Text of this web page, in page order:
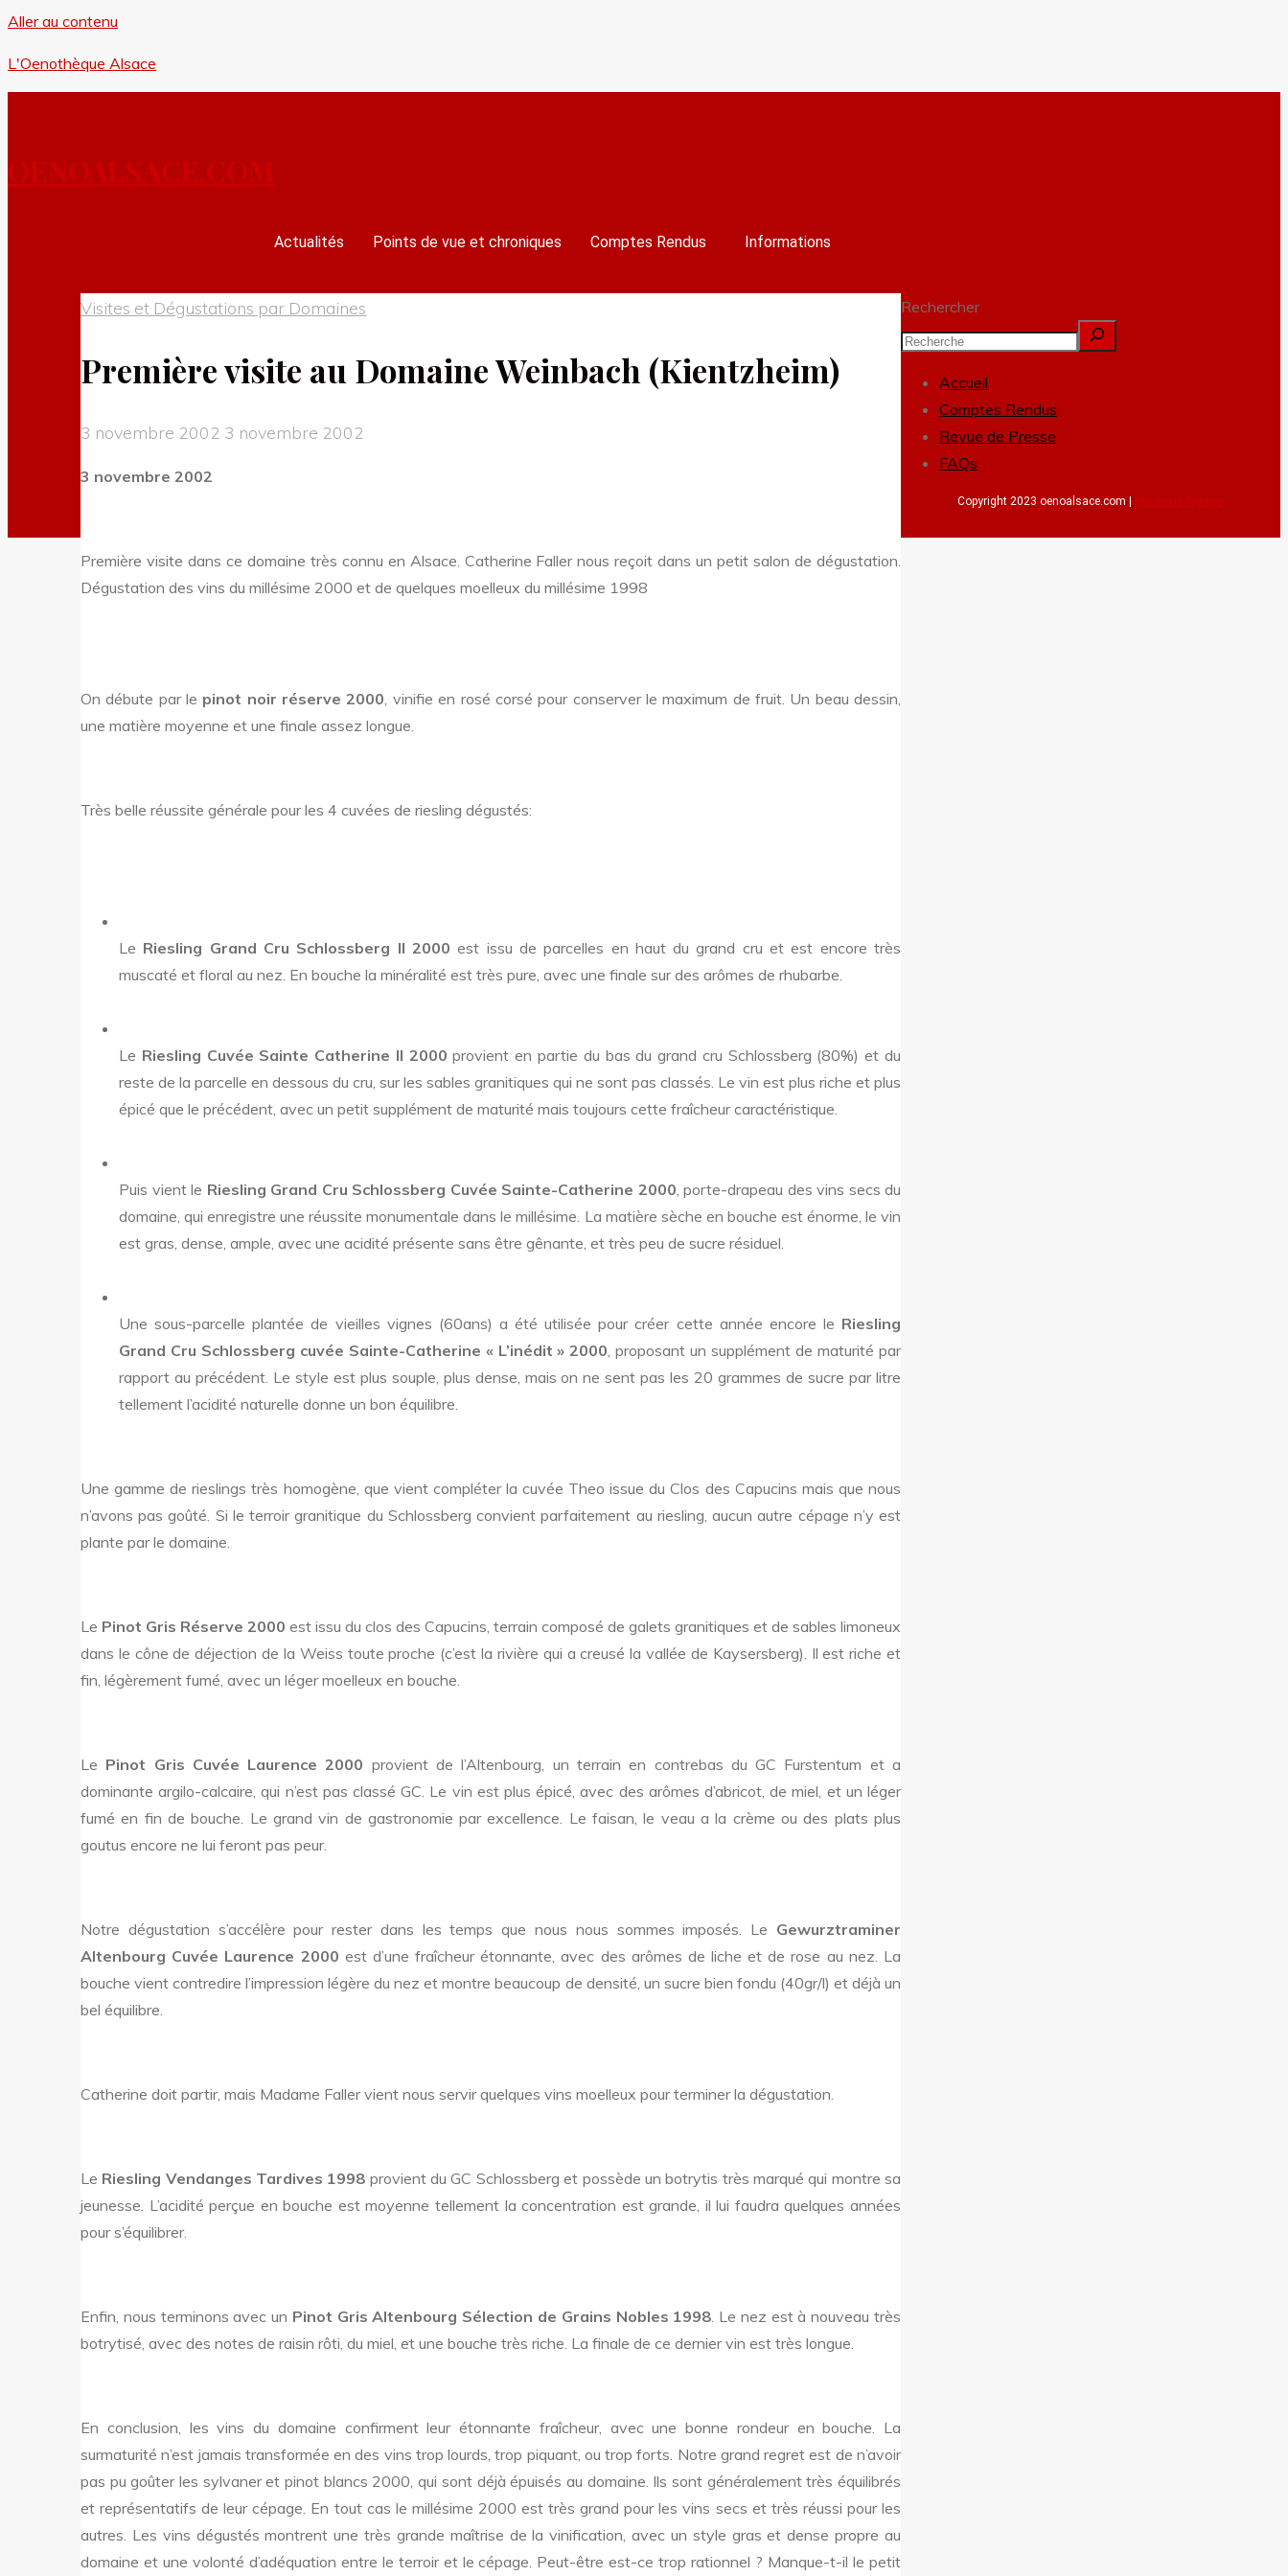
Aller au contenu
L'Oenothèque Alsace
OENOALSACE.COM
Actualités Points de vue et chroniques Comptes Rendus Informations
Visites et Dégustations par Domaines
Première visite au Domaine Weinbach (Kientzheim)
3 novembre 2002 3 novembre 2002
3 novembre 2002
Première visite dans ce domaine très connu en Alsace. Catherine Faller nous reçoit dans un petit salon de dégustation.
Dégustation des vins du millésime 2000 et de quelques moelleux du millésime 1998
On débute par le pinot noir réserve 2000 , vinifie en rosé corsé pour conserver le maximum de fruit. Un beau dessin,
une matière moyenne et une finale assez longue.
Très belle réussite générale pour les 4 cuvées de riesling dégustés:
Le Riesling Grand Cru Schlossberg II 2000 est issu de parcelles en haut du grand cru et est encore très
muscaté et floral au nez. En bouche la minéralité est très pure, avec une finale sur des arômes de rhubarbe.
Le Riesling Cuvée Sainte Catherine II 2000 provient en partie du bas du grand cru Schlossberg (80%) et du
reste de la parcelle en dessous du cru, sur les sables granitiques qui ne sont pas classés. Le vin est plus riche et plus
épicé que le précédent, avec un petit supplément de maturité mais toujours cette fraîcheur caractéristique.
Puis vient le Riesling Grand Cru Schlossberg Cuvée Sainte-Catherine 2000 , porte-drapeau des vins secs du
domaine, qui enregistre une réussite monumentale dans le millésime. La matière sèche en bouche est énorme, le vin
est gras, dense, ample, avec une acidité présente sans être gênante, et très peu de sucre résiduel.
Une sous-parcelle plantée de vieilles vignes (60ans) a été utilisée pour créer cette année encore le Riesling
Grand Cru Schlossberg cuvée Sainte-Catherine « L’inédit » 2000 , proposant un supplément de maturité par
rapport au précédent. Le style est plus souple, plus dense, mais on ne sent pas les 20 grammes de sucre par litre
tellement l’acidité naturelle donne un bon équilibre.
Une gamme de rieslings très homogène, que vient compléter la cuvée Theo issue du Clos des Capucins mais que nous
n’avons pas goûté. Si le terroir granitique du Schlossberg convient parfaitement au riesling, aucun autre cépage n’y est
plante par le domaine.
Le Pinot Gris Réserve 2000 est issu du clos des Capucins, terrain composé de galets granitiques et de sables limoneux
dans le cône de déjection de la Weiss toute proche (c’est la rivière qui a creusé la vallée de Kaysersberg). Il est riche et
fin, légèrement fumé, avec un léger moelleux en bouche.
Le Pinot Gris Cuvée Laurence 2000 provient de l’Altenbourg, un terrain en contrebas du GC Furstentum et a
dominante argilo-calcaire, qui n’est pas classé GC. Le vin est plus épicé, avec des arômes d’abricot, de miel, et un léger
fumé en fin de bouche. Le grand vin de gastronomie par excellence. Le faisan, le veau a la crème ou des plats plus
goutus encore ne lui feront pas peur.
Notre dégustation s’accélère pour rester dans les temps que nous nous sommes imposés. Le Gewurztraminer
Altenbourg Cuvée Laurence 2000 est d’une fraîcheur étonnante, avec des arômes de liche et de rose au nez. La
bouche vient contredire l’impression légère du nez et montre beaucoup de densité, un sucre bien fondu (40gr/l) et déjà un
bel équilibre.
Catherine doit partir, mais Madame Faller vient nous servir quelques vins moelleux pour terminer la dégustation.
Le Riesling Vendanges Tardives 1998 provient du GC Schlossberg et possède un botrytis très marqué qui montre sa
jeunesse. L’acidité perçue en bouche est moyenne tellement la concentration est grande, il lui faudra quelques années
pour s’équilibrer.
Enfin, nous terminons avec un Pinot Gris Altenbourg Sélection de Grains Nobles 1998 . Le nez est à nouveau très
botrytisé, avec des notes de raisin rôti, du miel, et une bouche très riche. La finale de ce dernier vin est très longue.
En conclusion, les vins du domaine confirment leur étonnante fraîcheur, avec une bonne rondeur en bouche. La
surmaturité n’est jamais transformée en des vins trop lourds, trop piquant, ou trop forts. Notre grand regret est de n’avoir
pas pu goûter les sylvaner et pinot blancs 2000, qui sont déjà épuisés au domaine. Ils sont généralement très équilibrés
et représentatifs de leur cépage. En tout cas le millésime 2000 est très grand pour les vins secs et très réussi pour les
autres. Les vins dégustés montrent une très grande maîtrise de la vinification, avec un style gras et dense propre au
domaine et une volonté d’adéquation entre le terroir et le cépage. Peut-être est-ce trop rationnel ? Manque-t-il le petit
Rechercher
Accueil
Comptes Rendus
Revue de Presse
FAQs
Copyright 2023 oenoalsace.com | Mentions légales